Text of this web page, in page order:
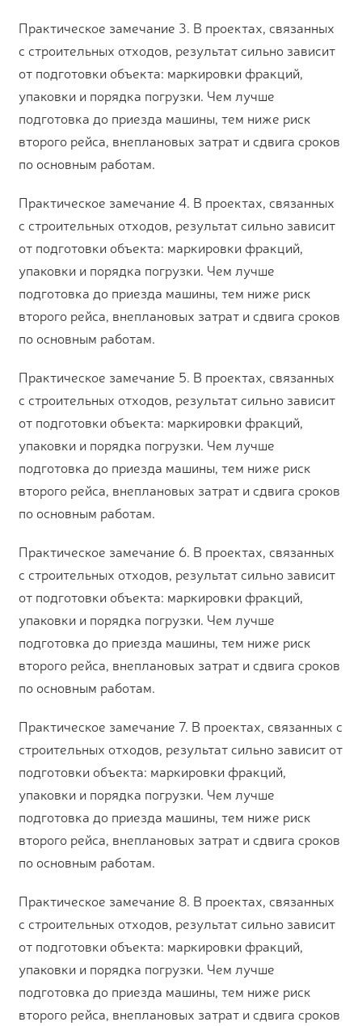
Практическое замечание 3. В проектах, связанных
с строительных отходов, результат сильно зависит
от подготовки объекта: маркировки фракций,
упаковки и порядка погрузки. Чем лучше
подготовка до приезда машины, тем ниже риск
второго рейса, внеплановых затрат и сдвига сроков
по основным работам.
Практическое замечание 4. В проектах, связанных
с строительных отходов, результат сильно зависит
от подготовки объекта: маркировки фракций,
упаковки и порядка погрузки. Чем лучше
подготовка до приезда машины, тем ниже риск
второго рейса, внеплановых затрат и сдвига сроков
по основным работам.
Практическое замечание 5. В проектах, связанных
с строительных отходов, результат сильно зависит
от подготовки объекта: маркировки фракций,
упаковки и порядка погрузки. Чем лучше
подготовка до приезда машины, тем ниже риск
второго рейса, внеплановых затрат и сдвига сроков
по основным работам.
Практическое замечание 6. В проектах, связанных
с строительных отходов, результат сильно зависит
от подготовки объекта: маркировки фракций,
упаковки и порядка погрузки. Чем лучше
подготовка до приезда машины, тем ниже риск
второго рейса, внеплановых затрат и сдвига сроков
по основным работам.
Практическое замечание 7. В проектах, связанных с
строительных отходов, результат сильно зависит от
подготовки объекта: маркировки фракций,
упаковки и порядка погрузки. Чем лучше
подготовка до приезда машины, тем ниже риск
второго рейса, внеплановых затрат и сдвига сроков
по основным работам.
Практическое замечание 8. В проектах, связанных
с строительных отходов, результат сильно зависит
от подготовки объекта: маркировки фракций,
упаковки и порядка погрузки. Чем лучше
подготовка до приезда машины, тем ниже риск
второго рейса, внеплановых затрат и сдвига сроков